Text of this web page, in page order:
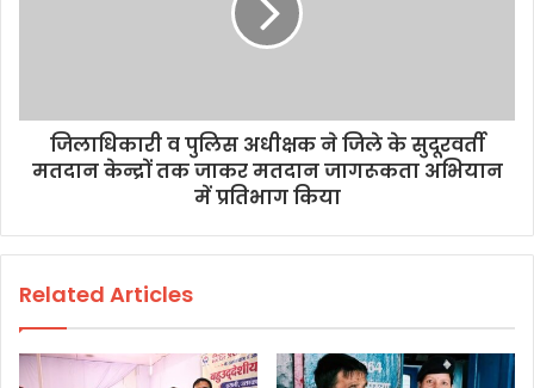
जिलाधिकारी व पुलिस अधीक्षक ने जिले के सुदूरवर्ती
मतदान केन्द्रों तक जाकर मतदान जागरूकता अभियान
में प्रतिभाग किया
Related Articles